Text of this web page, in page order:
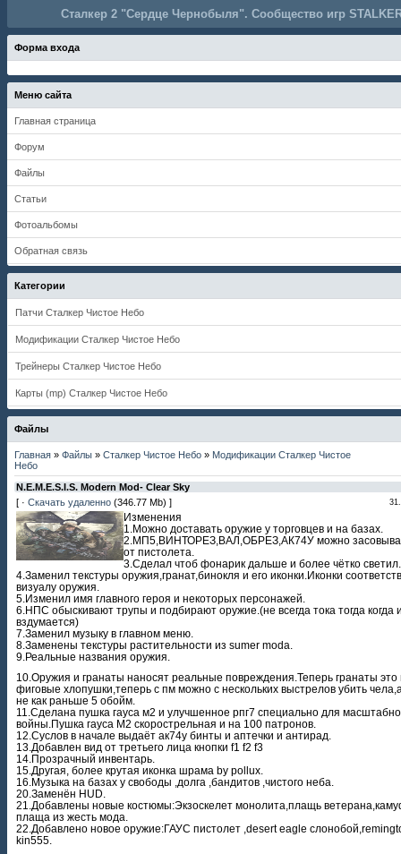
Сталкер 2 "Сердце Чернобыля". Сообщество игр
Форма входа
Меню сайта
Главная страница
Форум
Файлы
Статьи
Фотоальбомы
Обратная связь
Категории
Патчи Сталкер Чистое Небо
Модификации Сталкер Чистое Небо
Трейнеры Сталкер Чистое Небо
Карты (mp) Сталкер Чистое Небо
Файлы
Главная » Файлы » Сталкер Чистое Небо » Модификации Сталкер Чистое
Небо
N.E.M.E.S.I.S. Modern Mod- Clear Sky
[ · Скачать удаленно (346.77 Mb) ]
Изменения
1.Можно доставать оружие у торговцев и на базах.
2.МП5,ВИНТОРЕЗ,ВАЛ,ОБРЕЗ,АК74У можно
от пистолета.
3.Сделал чтоб фонарик дальше и более чётко светил.
4.Заменил текстуры оружия,гранат,бинокля и его иконки.Иконки
визуалу оружия.
5.Изменил имя главного героя и некоторых персонажей.
6.НПС обыскивают трупы и подбирают оружие.(не всегда тока тогда когда
вздумается)
7.Заменил музыку в главном меню.
8.Заменены текстуры растительности из sumer moda.
9.Реальные названия оружия.
10.Оружия и гранаты наносят реальные повреждения.Теперь гранаты это
фиговые хлопушки,теперь с пм можно с нескольких выстрелов убить
не как раньше 5 обойм.
11.Сделана пушка гауса м2 и улучшенное рпг7 специально для
войны.Пушка гауса М2 скорострельная и на 100 патронов.
12.Суслов в начале выдаёт ак74у бинты и аптечки и антирад.
13.Добавлен вид от третьего лица кнопки f1 f2 f3
14.Прозрачный инвентарь.
15.Другая, более крутая иконка шрама by pollux.
16.Музыка на базах у свободы ,долга ,бандитов ,чистого неба.
20.Заменён HUD.
21.Добавлены новые костюмы:Экзоскелет монолита,плащь
плаща из жесть мода.
22.Добавлено новое оружие:ГАУС пистолет ,desert eagle
kin555.